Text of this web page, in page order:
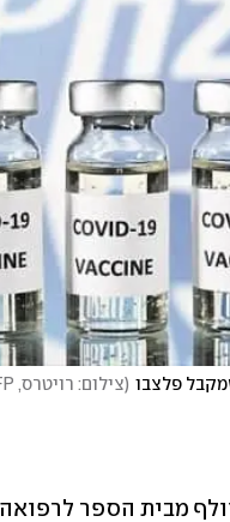
פלצבו (צילום: רויטרס, AFP